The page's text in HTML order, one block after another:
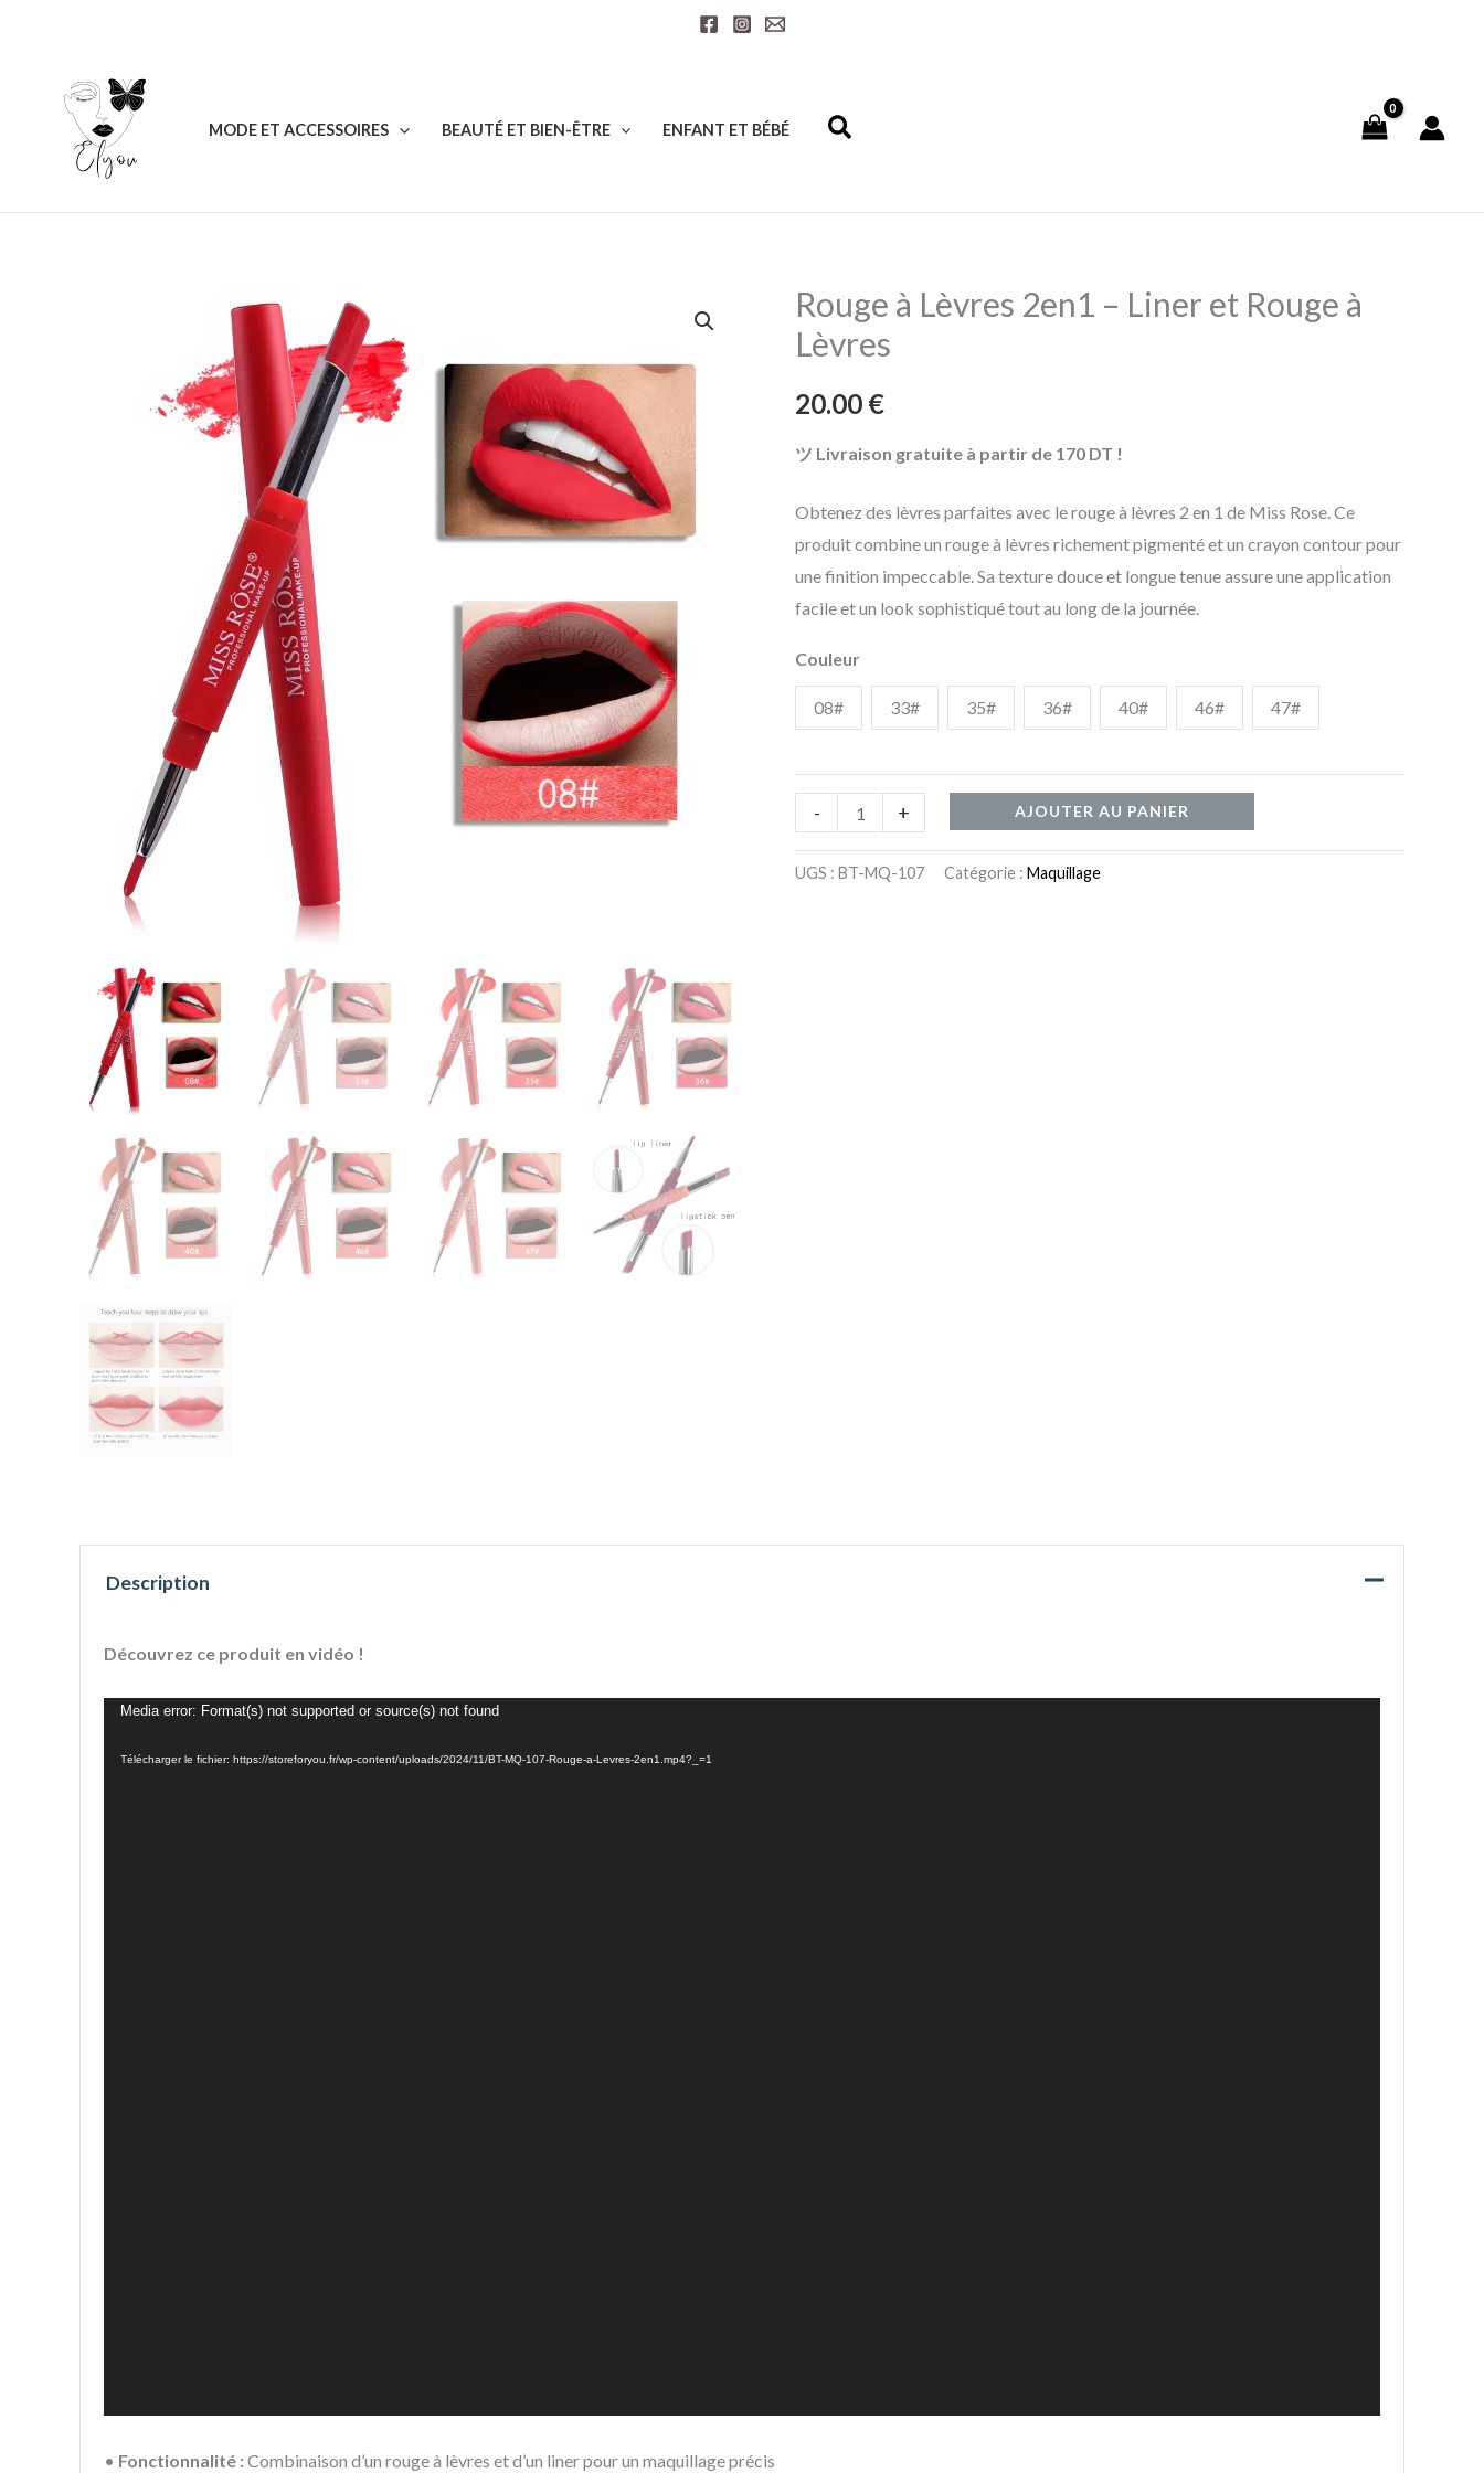
MODE ET ACCESSOIRES BEAUTÉ ET BIEN-ÊTRE ENFANT ET BÉBÉ
Rouge à Lèvres 2en1 – Liner et Rouge à
Lèvres
20.00 €
ツ Livraison gratuite à partir de 170 DT !
Obtenez des lèvres parfaites avec le rouge à lèvres 2 en 1 de Miss Rose. Ce
produit combine un rouge à lèvres richement pigmenté et un crayon contour pour
une finition impeccable. Sa texture douce et longue tenue assure une application
facile et un look sophistiqué tout au long de la journée.
Couleur
08# 33# 35# 36# 40# 46# 47#
-
quantité
de
Rouge
à
2en1
Liner
et
Rouge
à
Lèvres
+ AJOUTER AU PANIER
UGS : BT-MQ-107 Catégorie : Maquillage
Description
Découvrez ce produit en vidéo !
Lecteur
Media error: Format(s) not supported or source(s) not found
Télécharger le fichier: https://storeforyou.fr/wp-content/uploads/2024/11/BT-MQ-107-Rouge-a-Levres-2en1.mp4?_=1
• Fonctionnalité : Combinaison d’un rouge à lèvres et d’un liner pour un maquillage précis